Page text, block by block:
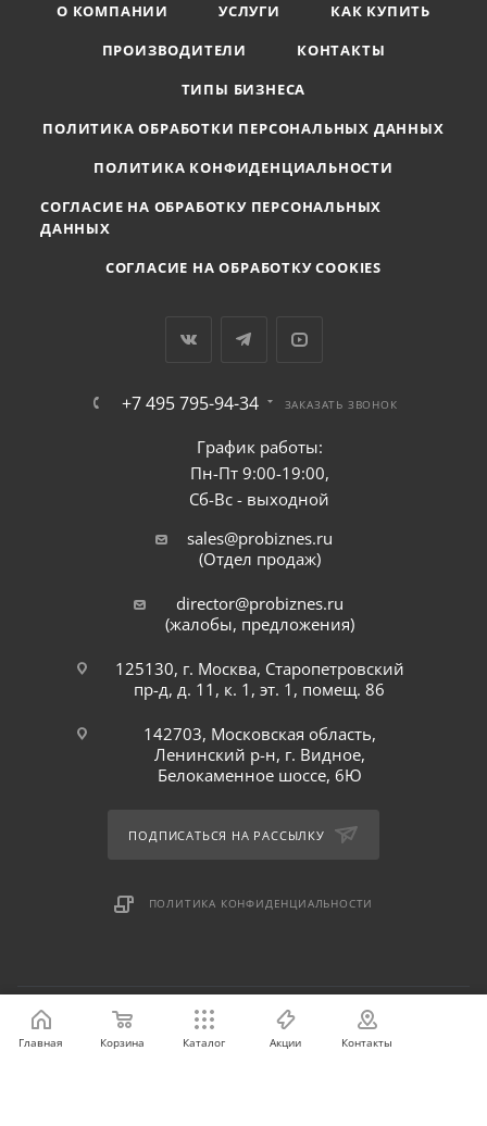
О КОМПАНИИ УСЛУГИ
КАК КУПИТЬ
ПРОИЗВОДИТЕЛИ
КОНТАКТЫ
ТИПЫ БИЗНЕСА
ПОЛИТИКА ОБРАБОТКИ ПЕРСОНАЛЬНЫХ ДАННЫХ
ПОЛИТИКА КОНФИДЕНЦИАЛЬНОСТИ
СОГЛАСИЕ НА ОБРАБОТКУ ПЕРСОНАЛЬНЫХ
ДАННЫХ
СОГЛАСИЕ НА ОБРАБОТКУ COOKIES
+7 495 795-94-34 ЗАКАЗАТЬ ЗВОНОК
График работы:
Пн-Пт 9:00-19:00,
Сб-Вс - выходной
sales@probiznes.ru
(Отдел продаж)
director@probiznes.ru
(жалобы, предложения)
125130, г. Москва, Старопетровский
пр-д, д. 11, к. 1, эт. 1, помещ. 86
142703, Московская область,
Ленинский р-н, г. Видное,
Белокаменное шоссе, 6Ю
ПОДПИСАТЬСЯ НА РАССЫЛКУ
ПОЛИТИКА КОНФИДЕНЦИАЛЬНОСТИ
Главная Корзина Каталог Акции Контакты